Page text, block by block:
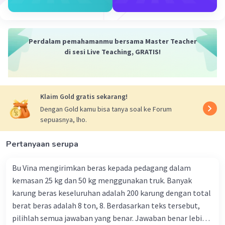
Perdalam pemahamanmu bersama Master Teacher
di sesi Live Teaching, GRATIS!
Klaim Gold gratis sekarang!
Dengan Gold kamu bisa tanya soal ke Forum
sepuasnya, lho.
Pertanyaan serupa
Bu Vina mengirimkan beras kepada pedagang dalam
kemasan 25 kg dan 50 kg menggunakan truk. Banyak
karung beras keseluruhan adalah 200 karung dengan total
berat beras adalah 8 ton, 8. Berdasarkan teks tersebut,
pilihlah semua jawaban yang benar. Jawaban benar lebih